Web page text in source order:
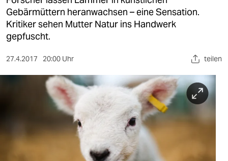
gesellschaft
kultur
sport
wahrheit
Gebärmüttern heranwachsen – eine Sensation.
Kritiker sehen Mutter Natur ins Handwerk
gepfuscht.
27.4.2017 20:00 Uhr teilen